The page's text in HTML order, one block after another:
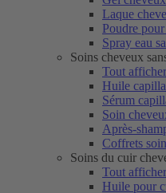
Laque
Poudre
Spray eau
Soins cheveux
Tout afficher
Huile
Sérum
Soin
Après-
Coffrets
Soins du cuir
Tout afficher
Huile pour